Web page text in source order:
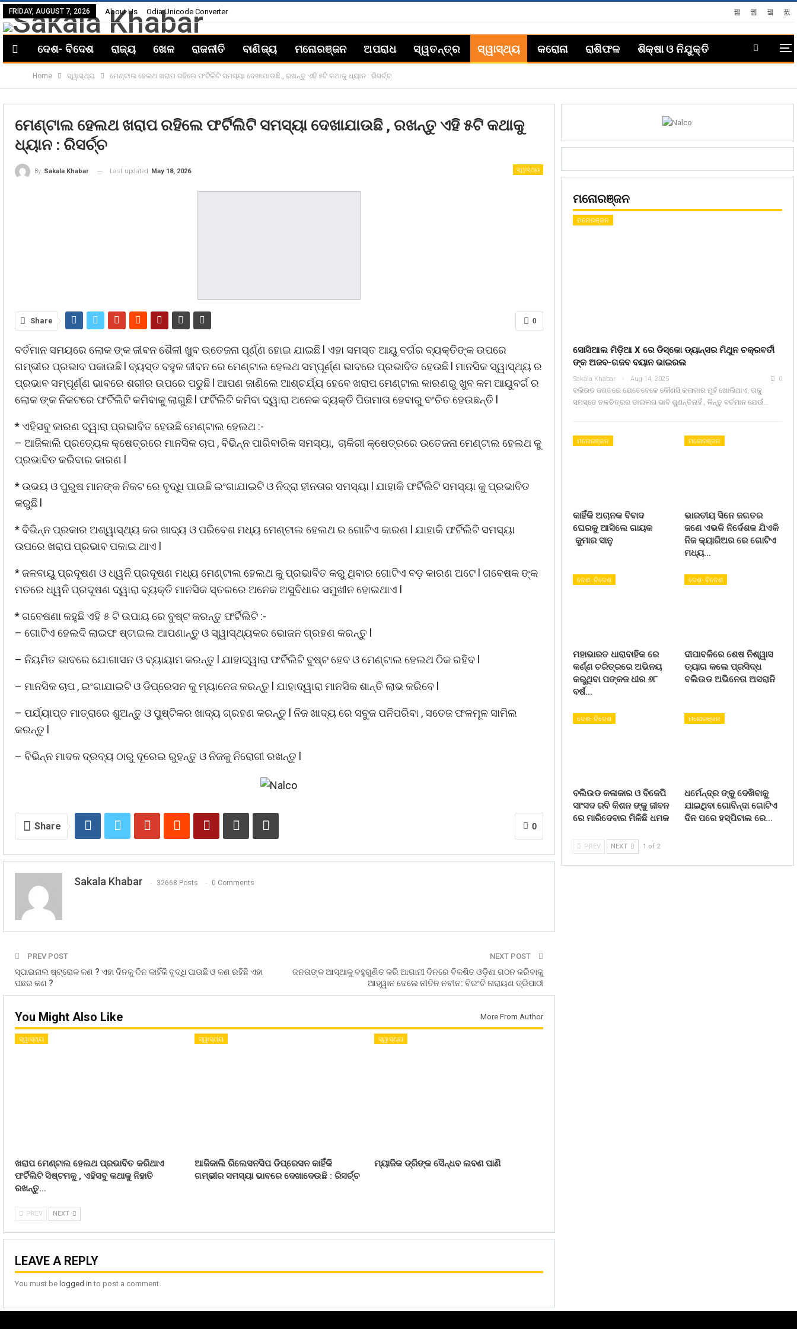
FRIDAY, AUGUST 7, 2026 About Us Odia Unicode Converter
ଦେଶ- ବିଦେଶ ରାଜ୍ୟ ଖେଳ ରାଜନୀତି ବାଣିଜ୍ୟ ମନୋରଞ୍ଜନ ଅପରାଧ ସ୍ୱତନ୍ତ୍ର ସ୍ୱାସ୍ଥ୍ୟ କରୋନା ରାଶିଫଳ ଶିକ୍ଷା ଓ ନିଯୁକ୍ତି
Home ସ୍ୱାସ୍ଥ୍ୟ ମେଣ୍ଟାଲ ହେଲଥ ଖରାପ ରହିଲେ ଫର୍ଟିଲିଟି ସମସ୍ୟା ଦେଖାଯାଉଛି , ରଖନ୍ତୁ ଏହି ୫ଟି କଥାକୁ ଧ୍ୟାନ : ରିସର୍ଚ୍ଚ
ମେଣ୍ଟାଲ ହେଲଥ ଖରାପ ରହିଲେ ଫର୍ଟିଲିଟି ସମସ୍ୟା ଦେଖାଯାଉଛି , ରଖନ୍ତୁ ଏହି ୫ଟି କଥାକୁ
ଧ୍ୟାନ : ରିସର୍ଚ୍ଚ
ସ୍ୱାସ୍ଥ୍ୟ
By Sakala Khabar Last updated May 18, 2026
0
Share
ବର୍ତମାନ ସମୟରେ ଲୋକ ଙ୍କ ଜୀବନ ଶୈଳୀ ଖୁବ ଉତେଜନା ପୂର୍ଣ୍ଣ ହୋଇ ଯାଇଛି l ଏହା ସମସ୍ତ ଆୟୁ ବର୍ଗର ବ୍ୟକ୍ତିଙ୍କ ଉପରେ
ଗମ୍ଭୀର ପ୍ରଭାବ ପକାଉଛି l ବ୍ୟସ୍ତ ବହୁଳ ଜୀବନ ରେ ମେଣ୍ଟାଲ ହେଲଥ ସମ୍ପୂର୍ଣ୍ଣ ଭାବରେ ପ୍ରଭାବିତ ହେଉଛି l ମାନସିକ ସ୍ୱାସ୍ଥ୍ୟ ର
ପ୍ରଭାବ ସମ୍ପୂର୍ଣ୍ଣ ଭାବରେ ଶରୀର ଉପରେ ପଡୁଛି l ଆପଣ ଜାଣିଲେ ଆଶ୍ଚର୍ଯ୍ୟ ହେବେ ଖରାପ ମେଣ୍ଟାଲ କାରଣରୁ ଖୁବ କମ ଆୟୁବର୍ଗ ର
ଲୋକ ଙ୍କ ନିକଟରେ ଫର୍ଟିଲିଟି କମିବାକୁ ଲାଗୁଛି l ଫର୍ଟିଲିଟି କମିବା ଦ୍ୱାରା ଅନେକ ବ୍ୟକ୍ତି ପିତାମାତା ହେବାରୁ ବଂଚିତ ହେଉଛନ୍ତି l
* ଏହିସବୁ କାରଣ ଦ୍ୱାରା ପ୍ରଭାବିତ ହେଉଛି ମେଣ୍ଟାଲ ହେଲଥ :-
– ଆଜିକାଲି ପ୍ରତ୍ୟେକ କ୍ଷେତ୍ରରେ ମାନସିକ ଚାପ , ବିଭିନ୍ନ ପାରିବାରିକ ସମସ୍ୟା, ଚାକିରୀ କ୍ଷେତ୍ରରେ ଉତେଜନା ମେଣ୍ଟାଲ ହେଲଥ କୁ
ପ୍ରଭାବିତ କରିବାର କାରଣ l
* ଉଭୟ ଓ ପୁରୁଷ ମାନଙ୍କ ନିକଟ ରେ ବୃଦ୍ଧି ପାଉଛି ଇଂଗାଯାଇଟି ଓ ନିଦ୍ରା ହୀନତାର ସମସ୍ୟା l ଯାହାକି ଫର୍ଟିଲିଟି ସମସ୍ୟା କୁ ପ୍ରଭାବିତ
କରୁଛି l
* ବିଭିନ୍ନ ପ୍ରକାର ଅଶ୍ୱାସ୍ଥ୍ୟ କର ଖାଦ୍ୟ ଓ ପରିବେଶ ମଧ୍ୟ ମେଣ୍ଟାଲ ହେଲଥ ର ଗୋଟିଏ କାରଣ l ଯାହାକି ଫର୍ଟିଲିଟି ସମସ୍ୟା
ଉପରେ ଖରାପ ପ୍ରଭାବ ପକାଇ ଥାଏ l
* ଜଳବାୟୁ ପ୍ରଦୂଷଣ ଓ ଧ୍ୱନି ପ୍ରଦୂଷଣ ମଧ୍ୟ ମେଣ୍ଟାଲ ହେଲଥ କୁ ପ୍ରଭାବିତ କରୁ ଥିବାର ଗୋଟିଏ ବଡ଼ କାରଣ ଅଟେ l ଗବେଷକ ଙ୍କ
ମତରେ ଧ୍ୱନି ପ୍ରଦୂଷଣ ଦ୍ୱାରା ବ୍ୟକ୍ତି ମାନସିକ ସ୍ତରରେ ଅନେକ ଅସୁବିଧାର ସମୁଖୀନ ହୋଇଥାଏ l
* ଗବେଷଣା କହୁଛି ଏହି ୫ ଟି ଉପାୟ ରେ ବୁଷ୍ଟ କରନ୍ତୁ ଫର୍ଟିଲିଟି :-
– ଗୋଟିଏ ହେଲଦି ଲାଇଫ ଷ୍ଟାଇଲ ଆପଣାନ୍ତୁ ଓ ସ୍ୱାସ୍ଥ୍ୟକର ଭୋଜନ ଗ୍ରହଣ କରନ୍ତୁ l
– ନିୟମିତ ଭାବରେ ଯୋଗାସନ ଓ ବ୍ୟାୟାମ କରନ୍ତୁ l ଯାହାଦ୍ୱାରା ଫର୍ଟିଲିଟି ବୁଷ୍ଟ ହେବ ଓ ମେଣ୍ଟାଲ ହେଲଥ ଠିକ ରହିବ l
– ମାନସିକ ଚାପ , ଇଂଗାଯାଇଟି ଓ ଡିପ୍ରେସନ କୁ ମ୍ୟାନେଜ କରନ୍ତୁ l ଯାହାଦ୍ୱାରା ମାନସିକ ଶାନ୍ତି ଲାଭ କରିବେ l
– ପର୍ଯ୍ୟାପ୍ତ ମାତ୍ରାରେ ଶୁଅନ୍ତୁ ଓ ପୁଷ୍ଟିକର ଖାଦ୍ୟ ଗ୍ରହଣ କରନ୍ତୁ l ନିଜ ଖାଦ୍ୟ ରେ ସବୁଜ ପନିପରିବା , ସତେଜ ଫଳମୂଳ ସାମିଲ
କରନ୍ତୁ l
– ବିଭିନ୍ନ ମାଦକ ଦ୍ରବ୍ୟ ଠାରୁ ଦୂରେଇ ରୁହନ୍ତୁ ଓ ନିଜକୁ ନିରୋଗୀ ରଖନ୍ତୁ l
0
Share
Sakala Khabar 32668 Posts 0 Comments
PREV POST
ସ୍ପାଇନାଲ ଷ୍ଟ୍ରୋକ କଣ ? ଏହା ଦିନକୁ ଦିନ କାହିଁକି ବୃଦ୍ଧି ପାଉଛି ଓ କଣ ରହିଛି ଏହା
ପଛର କଣ ?
NEXT POST
ଜନତାଙ୍କ ଆସ୍ଥାକୁ ବହୁଗୁଣିତ କରି ଆଗାମୀ ଦିନରେ ବିକଶିତ ଓଡ଼ିଶା ଗଠନ କରିବାକୁ
ଆହ୍ୱାନ ଦେଲେ ନୀତିନ ନବୀନ: ବିରଂଚି ନାରାୟଣ ତ୍ରିପାଠୀ
You Might Also Like More From Author
ସ୍ୱାସ୍ଥ୍ୟ
ଖରାପ ମେଣ୍ଟାଲ ହେଲଥ ପ୍ରଭାବିତ କରିଥାଏ
ଫର୍ଟିଲିଟି ସିଷ୍ଟମକୁ , ଏହିସବୁ କଥାକୁ ନିହାତି
ରଖନ୍ତୁ…
ସ୍ୱାସ୍ଥ୍ୟ
ଆଜିକାଲି ରିଲେସନସିପ ଡିପ୍ରେସନ କାହିଁକି
ଗମ୍ଭୀର ସମସ୍ୟା ଭାବରେ ଦେଖାଦେଉଛି : ରିସର୍ଚ୍ଚ
ସ୍ୱାସ୍ଥ୍ୟ
ମ୍ୟାଜିକ ଡ୍ରିଙ୍କ ସୈନ୍ଧବ ଲବଣ ପାଣି
PREV NEXT
LEAVE A REPLY
You must be logged in to post a comment.
ମନୋରଞ୍ଜନ
ମନୋରଞ୍ଜନ
ସୋସିଆଲ ମିଡ଼ିଆ X ରେ ଡିସ୍କୋ ଡ୍ୟାନ୍ସର ମିଥୁନ ଚକ୍ରବର୍ତୀ
ଙ୍କ ଅଜବ-ଗଜବ ବୟାନ ଭାଇରଲ
Sakala Khabar Aug 14, 2025 0
ବଲିଉଡ ଜଗତରେ ଯେତେବେଳେ କୌଣସି କଳାକାର ମୁହଁ ଖୋଲିଥାଏ, ତାକୁ
ସମସ୍ତେ ଚଳଚିତ୍ରର ଡାଇଲଗ ଭାବି ଶୁଣନ୍ତିନାହିଁ , କିନ୍ତୁ ବର୍ତମାନ ଯେଉଁ…
ମନୋରଞ୍ଜନ
କାହିଁକି ଅଚାନକ ବିବାଦ
ଘେରକୁ ଆସିଲେ ଗାୟକ
କୁମାର ସାନୁ
ମନୋରଞ୍ଜନ
ଭାରତୀୟ ସିନେ ଜଗତର
ଜଣେ ଏଭଳି ନିର୍ଦେଶକ ଯିଏକି
ନିଜ କ୍ୟାରିଅର ରେ ଗୋଟିଏ
ମଧ୍ୟ…
ଦେଶ- ବିଦେଶ
ମହାଭାରତ ଧାରାବାହିକ ରେ
କର୍ଣ୍ଣ ଚରିତ୍ରରେ ଅଭିନୟ
କରୁଥିବା ପଙ୍କଜ ଧୀର ୬୮
ବର୍ଷ…
ଦେଶ- ବିଦେଶ
ଦୀପାବଳିରେ ଶେଷ ନିଶ୍ୱାସ
ତ୍ୟାଗ କଲେ ପ୍ରସିଦ୍ଧ
ବଲିଉଡ ଅଭିନେତା ଅସରାନି
ଦେଶ- ବିଦେଶ
ବଲିଉଡ କଳାକାର ଓ ବିଜେପି
ସାଂସଦ ରବି କିଶନ ଙ୍କୁ ଜୀବନ
ରେ ମାରିଦେବାର ମିଳିଛି ଧମକ
ମନୋରଞ୍ଜନ
ଧର୍ମେନ୍ଦ୍ର ଙ୍କୁ ଦେଖିବାକୁ
ଯାଇଥିବା ଗୋବିନ୍ଦା ଗୋଟିଏ
ଦିନ ପରେ ହସ୍ପିଟାଲ ରେ…
PREV NEXT 1 of 2